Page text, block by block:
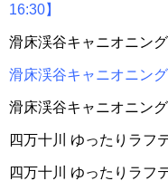
16:30】
滑床渓谷キャニオニン
滑床渓谷キャニオニン
滑床渓谷キャニオニン
四万十川 ゆったりラフ
四万十川 ゆったりラフ